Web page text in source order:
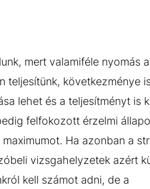
mert valamiféle nyomás
teljesítünk, következménye
lehet és a teljesítményt is
felfokozott érzelmi
Ha azonban a
vizsgahelyzetek azért
kell számot adni, de a